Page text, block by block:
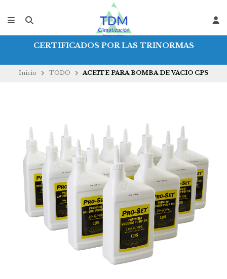
CERTIFICADOS POR LAS TRINORMAS
Inicio TODO ACEITE PARA BOMBA DE VACIO CPS